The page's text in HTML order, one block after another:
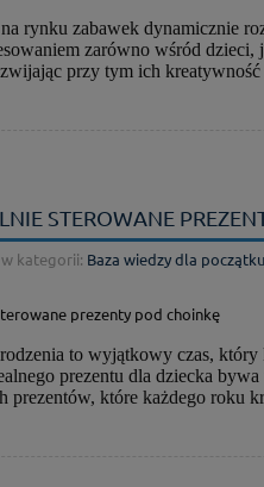
rynku zabawek dynamicznie
zarówno wśród
przy tym ich
STEROWANE
w kategorii: Baza wiedzy dla
to wyjątkowy czas,
prezentu dla dziecka
prezentów, które każdego roku